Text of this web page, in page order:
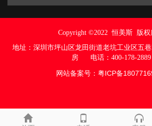
Copyright ©2022 恒美斯 版权
地址： 深圳市坪山区龙田街道老坑工业区五巷
房 电话：400-178-2889
网站备案号： 粤ICP备